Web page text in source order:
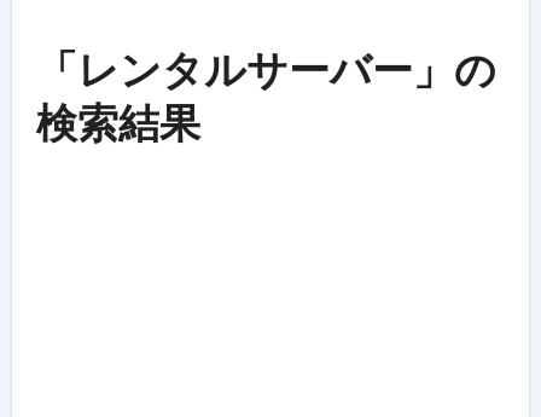
「レンタルサーバー」の
検索結果